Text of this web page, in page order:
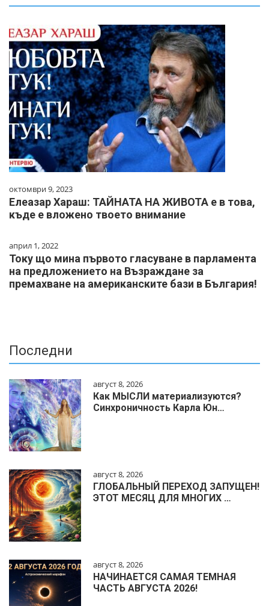
октомври 9, 2023
Елеазар Хараш: ТАЙНАТА НА ЖИВОТА е в това,
къде е вложено твоето внимание
април 1, 2022
Току що мина първото гласуване в парламента
на предложението на Възраждане за
премахване на американските бази в България!
Последни
август 8, 2026
Как МЫСЛИ материализуются?
Синхроничность Карла Юн…
август 8, 2026
ГЛОБАЛЬНЫЙ ПЕРЕХОД ЗАПУЩЕН!
ЭТОТ МЕСЯЦ ДЛЯ МНОГИХ …
август 8, 2026
НАЧИНАЕТСЯ САМАЯ ТЕМНАЯ
ЧАСТЬ АВГУСТА 2026!